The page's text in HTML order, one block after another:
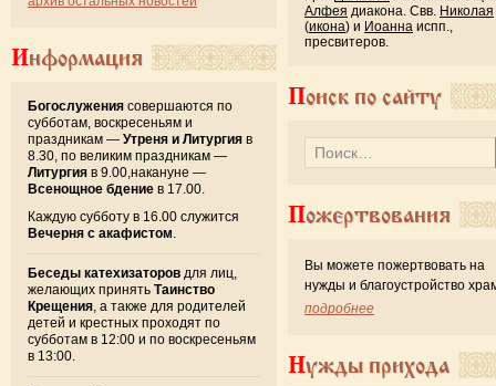
Информация
Богослужения совершаются по
субботам, воскресеньям и
праздникам — Утреня и Литургия в
8.30, по великим праздникам —
Литургия в 9.00,накануне —
Всенощное бдение в 17.00.
Каждую субботу в 16.00 служится
Вечерня с акафистом
Беседы катехизаторов для лиц,
желающих принять Таинство
Крещения , а также для родителей
детей и крестных проходят по
субботам в 12:00 и по воскресеньям
в 13:00.
Алфея диакона. Свв. Николая
(икона) и Иоанна испп.,
пресвитеров.
Поиск по сайту
Пожертвования
Вы можете пожертвовать на
нужды и благоустройство
подробнее
Нужды прихода